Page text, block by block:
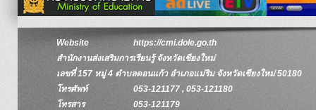
Website
https://cmi.dole.go.th
สำนักงานส่งเสริมการเรียนรู้ จังหวัดเชียงใหม่
เลขที่ 157 หมู่ 4 ตำบลดอนแก้ว อำเภอแม่ริม จังหวัดเชียงใหม่ 50180
โทรศัพท์
053-121177 , 053-121180
โทรสาร
053-121179